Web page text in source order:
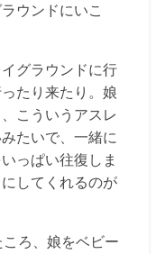
ウンドにいこ
グラウンドに行
たり来たり。娘
こういうアスレ
たいで、一緒に
っぱい往復しま
してくれるのが
ろ、娘をベビー